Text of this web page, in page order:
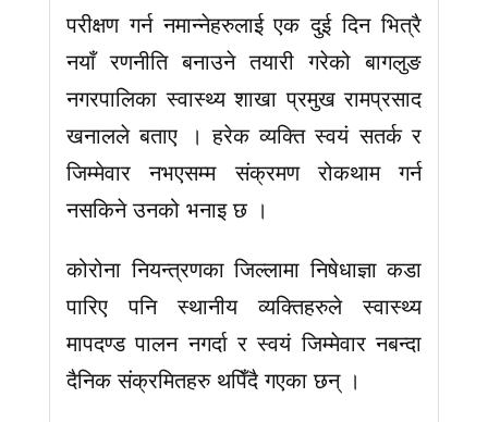
परीक्षण गर्न नमान्नेहरुलाई एक दुई दिन भित्रै
नयाँ रणनीति बनाउने तयारी गरेको बागलुङ
नगरपालिका स्वास्थ्य शाखा प्रमुख रामप्रसाद
खनालले बताए । हरेक व्यक्ति स्वयं सतर्क र
जिम्मेवार नभएसम्म संक्रमण रोकथाम गर्न
नसकिने उनको भनाइ छ ।
कोरोना नियन्त्रणका जिल्लामा निषेधाज्ञा कडा
पारिए पनि स्थानीय व्यक्तिहरुले स्वास्थ्य
मापदण्ड पालन नगर्दा र स्वयं जिम्मेवार नबन्दा
दैनिक संक्रमितहरु थपिँदै गएका छन् ।